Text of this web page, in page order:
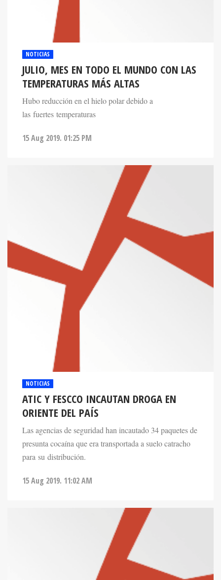
NOTICIAS
JULIO, MES EN TODO EL MUNDO CON LAS
TEMPERATURAS MÁS ALTAS
Hubo reducción en el hielo polar debido a
las fuertes temperaturas
15 Aug 2019. 01:25 PM
NOTICIAS
ATIC Y FESCCO INCAUTAN DROGA EN
ORIENTE DEL PAÍS
Las agencias de seguridad han incautado 34 paquetes de
presunta cocaína que era transportada a suelo catracho
para su distribución.
15 Aug 2019. 11:02 AM